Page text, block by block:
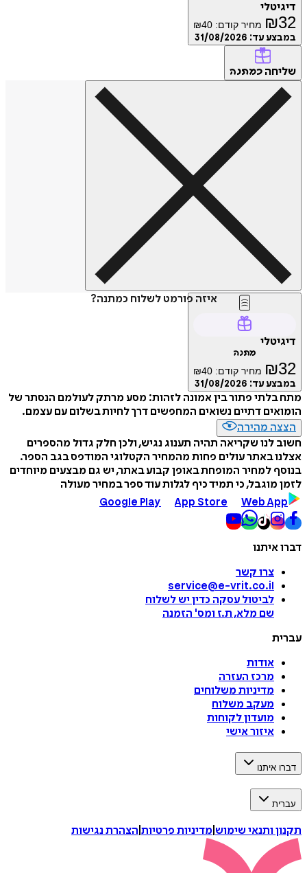
דיגיטלי
₪32 מחיר קודם: ₪40
במבצע עד: 31/08/2026
שליחה כמתנה
איזה פורמט לשלוח כמתנה?
דיגיטלי
מתנה
₪32 מחיר קודם: ₪40
במבצע עד: 31/08/2026
מתח בלתי פתור בין אמונה לזהות: מסע מרתק לעולמם הנסתר של
הומואים דתיים נשואים המחפשים דרך לחיות בשלום עם עצמם.
הצצה מהירה
חשוב לנו שקריאה תהיה תענוג נגיש, ולכן חלק גדול מהספרים
אצלנו באתר עולים פחות מהמחיר הקטלוגי המודפס בגב הספר.
בנוסף למחיר המופחת באופן קבוע באתר, יש גם מבצעים מיוחדים
לזמן מוגבל, כי תמיד כיף לגלות עוד ספר במחיר מעולה
Google Play
App Store Web App
דברו איתנו
צרו קשר
service@e-vrit.co.il
לביטול עסקה כדין יש לשלוח
שם מלא, ת.ז ומס' הזמנה
עברית
אודות
מרכז העזרה
מדיניות משלוחים
מעקב משלוח
מועדון לקוחות
איזור אישי
דברו איתנו
עברית
תקנון ותנאי שימוש מדיניות פרטיות הצהרת נגישות